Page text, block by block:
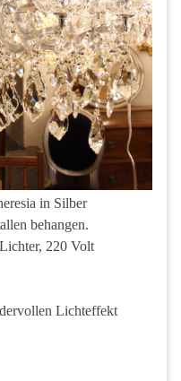
in Silber
behangen.
220 Volt
Lichteffekt